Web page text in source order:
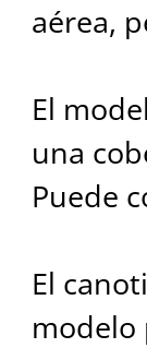
aérea,
El
una
Puede
El